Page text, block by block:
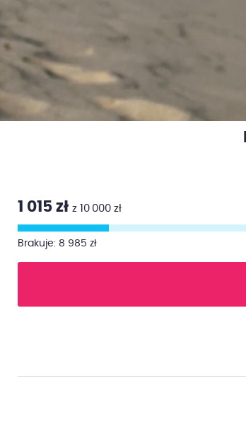
1 015 zł z 10 000 zł
Brakuje: 8 985 zł